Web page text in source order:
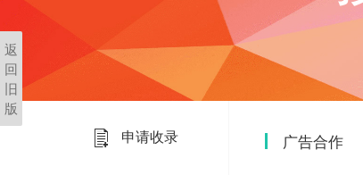
申请收录 广告合作
返
回
旧
版